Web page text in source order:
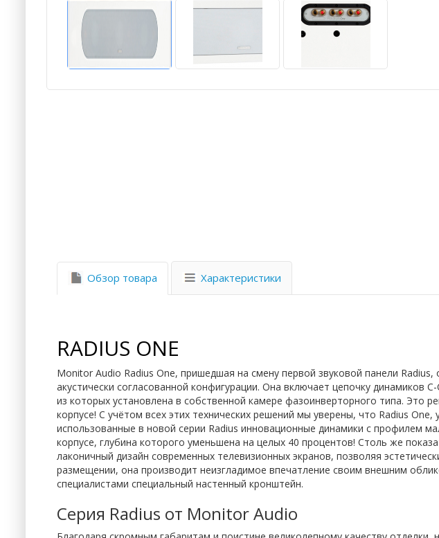
Обзор товара Характеристики
RADIUS ONE
Monitor Audio Radius One, пришедшая на смену первой звуковой панели
акустически согласованной конфигурации. Она включает цепочку
из которых установлена в собственной камере фазоинверторного типа. Это
корпусе! С учётом всех этих технических решений мы уверены, что Radius
использованные в новой серии Radius инновационные динамики с профилем
корпусе, глубина которого уменьшена на целых 40 процентов! Столь же
лаконичный дизайн современных телевизионных экранов, позволяя
размещении, она производит неизгладимое впечатление своим внешним
специалистами специальный настенный кронштейн.
Серия Radius от Monitor Audio